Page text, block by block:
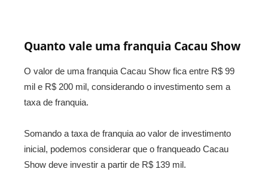
Quanto vale uma franquia Cacau Show
O valor de uma franquia Cacau Show fica entre R$ 99
mil e R$ 200 mil, considerando o investimento sem a
taxa de franquia.
Somando a taxa de franquia ao valor de investimento
inicial, podemos considerar que o franqueado Cacau
Show deve investir a partir de R$ 139 mil.